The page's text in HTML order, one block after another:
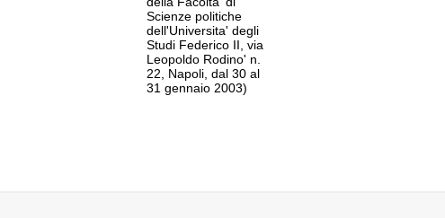
Scienze politiche
dell'Universita' degli
Studi Federico II, via
Leopoldo Rodino' n.
22, Napoli, dal 30 al
31 gennaio 2003)